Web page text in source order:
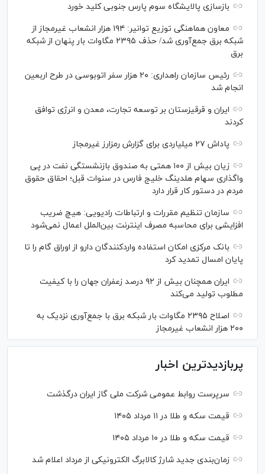
بازسازی پالایشگاه سوم پارس جنوبی کلید خورد
معاون هماهنگی توزیع توانیر: ۱۹۴ هزار انشعاب غیرمجاز از
شبکه برق جمع‌آوری شد/ حذف ۲۳۹۵ مگاوات بار پنهان از شبکه
برق
رئیس سازمان راهداری: ۲۰ هزار سفر اتوبوسی در طرح اربعین
انجام شد
ایران و قرقیزستان بر توسعه تجارت، معدن و انرژی توافق
کردند
پاداش ۲۷ میلیاردی برای گزارش رمزارز غیرمجاز
زیان بیش از ۱۰۰ همتی به صندوق بازنشستگی نفت در پی
واگذاری سهام هلدینگ خلیج فارس در سنوات قبل؛ احقاق حقوق
مردم در دستور کار قرار دارد
سازمان تنظیم مقررات و ارتباطات رادیویی: هیچ ضریب
افزایشی برای محاسبه مصرف اینترنت بین‌الملل اعمال نمی‌شود
بانک مرکزی امکان استفاده واردکنندگان دارو از اوراق گام را تا
پایان امسال تمدید کرد
ایران همچنان بیش از ۹۲ درصد زعفران جهان را با کیفیت
مطلوب تولید می‌کند
اصلاح ۲۳۹۵ مگاوات بار شبکه برق با جمع‌آوری نزدیک به
۲۰۰ هزار انشعاب غیرمجاز
پربازدیدترین اخبار
سرپرست روابط عمومی شرکت ملی گاز ایران درگذشت
قیمت سکه و طلا در ۱۱ مرداد ۱۴۰۵
قیمت سکه و طلا در ۱۰ مرداد ۱۴۰۵
زمان‌بندی جدید شارژ کالابرگ الکترونیکی از مرداد اعلام شد